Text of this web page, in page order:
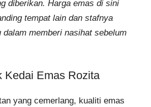
diberikan. Harga emas di sini
tempat lain dan stafnya
dalam memberi nasihat sebelum
Kedai Emas Rozita
yang cemerlang, kualiti emas